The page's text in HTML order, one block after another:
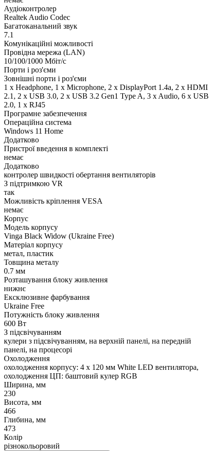
Аудіоконтролер
Realtek Audio Codec
Багатоканальний звук
7.1
Комунікаційні можливості
Провідна мережа (LAN)
10/100/1000 Мбіт/с
Порти і роз'єми
Зовнішні порти і роз'єми
1 x Нeadphone, 1 х Microphone, 2 x DisplayPort 1.4a, 2 x HDMI
2.1, 2 x USB 3.0, 2 x USB 3.2 Gen1 Type A, 3 x Audio, 6 x USB
2.0, 1 x RJ45
Програмне забезпечення
Операційна система
Windows 11 Home
Додатково
Пристрої введення в комплекті
немає
Додатково
контролер швидкості обертання вентиляторів
З підтримкою VR
так
Можливість кріплення VESA
немає
Корпус
Модель корпусу
Vinga Black Widow (Ukraine Free)
Матеріал корпусу
метал, пластик
Товщина металу
0.7 мм
Розташування блоку живлення
нижнє
Ексклюзивне фарбування
Ukraine Free
Потужність блоку живлення
600 Вт
З підсвічуванням
кулери з підсвічуванням, на верхній панелі, на передній
панелі, на процесорі
Охолодження
охолодження корпусу: 4 x 120 мм White LED вентилятора,
охолодження ЦП: баштовий кулер RGB
Ширина, мм
230
Висота, мм
466
Глибина, мм
473
Колір
різнокольоровий